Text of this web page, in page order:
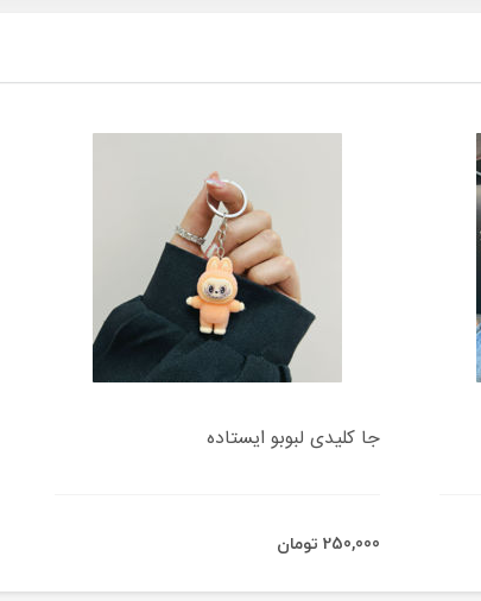
جا کلیدی لبوبو ایستاده
250,000 تومان